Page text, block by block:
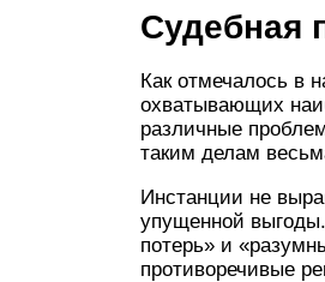
Судебная
Как отмечалось в
охватывающих
различные
таким делам
Инстанции не
упущенной
потерь» и
противоречивые